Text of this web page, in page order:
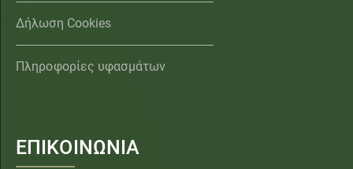
Δήλωση Cookies
Πληροφορίες υφασμάτων
ΕΠΙΚΟΙΝΩΝΙΑ